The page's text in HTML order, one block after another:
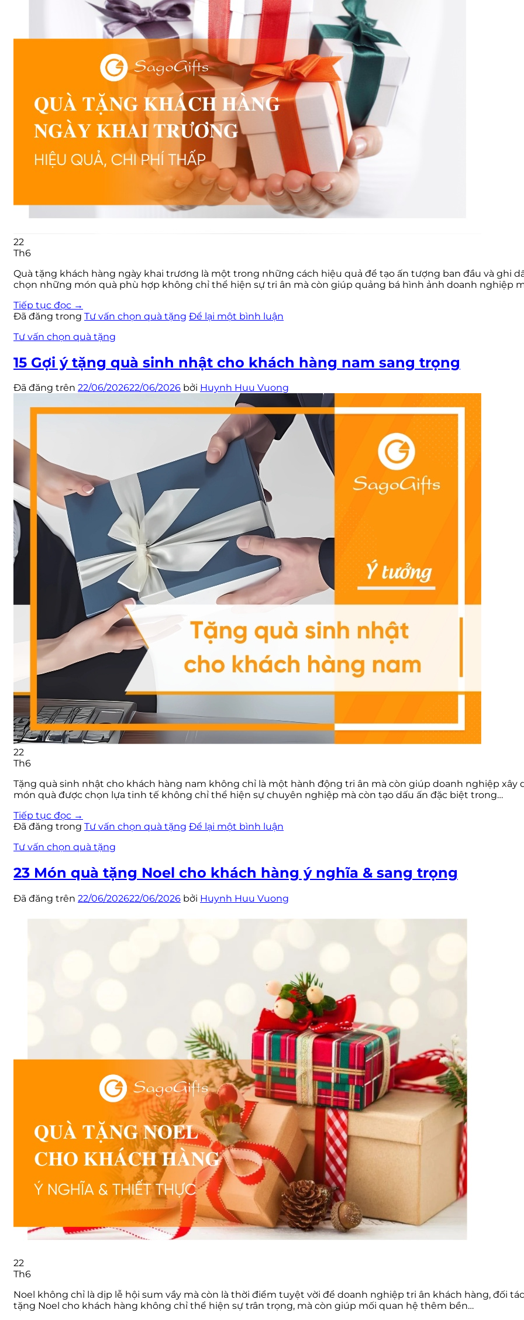
22
Th6
Quà tặng khách hàng ngày khai trương là một trong những cách hiệu quả để tạo ấn tượng ban đầu và ghi
chọn những món quà phù hợp không chỉ thể hiện sự tri ân mà còn giúp quảng bá hình ảnh doanh nghiệp
Tiếp tục đọc →
Đã đăng trong Tư vấn chọn quà tặng Để lại một bình luận
Tư vấn chọn quà tặng
15 Gợi ý tặng quà sinh nhật cho khách hàng nam sang trọng
Đã đăng trên 22/06/202622/06/2026 bởi Huynh Huu Vuong
22
Th6
Tặng quà sinh nhật cho khách hàng nam không chỉ là một hành động tri ân mà còn giúp doanh nghiệp
món quà được chọn lựa tinh tế không chỉ thể hiện sự chuyên nghiệp mà còn tạo dấu ấn đặc biệt trong…
Tiếp tục đọc →
Đã đăng trong Tư vấn chọn quà tặng Để lại một bình luận
Tư vấn chọn quà tặng
23 Món quà tặng Noel cho khách hàng ý nghĩa & sang trọng
Đã đăng trên 22/06/202622/06/2026 bởi Huynh Huu Vuong
22
Th6
Noel không chỉ là dịp lễ hội sum vầy mà còn là thời điểm tuyệt vời để doanh nghiệp tri ân khách hàng, đối
tặng Noel cho khách hàng không chỉ thể hiện sự trân trọng, mà còn giúp mối quan hệ thêm bền…